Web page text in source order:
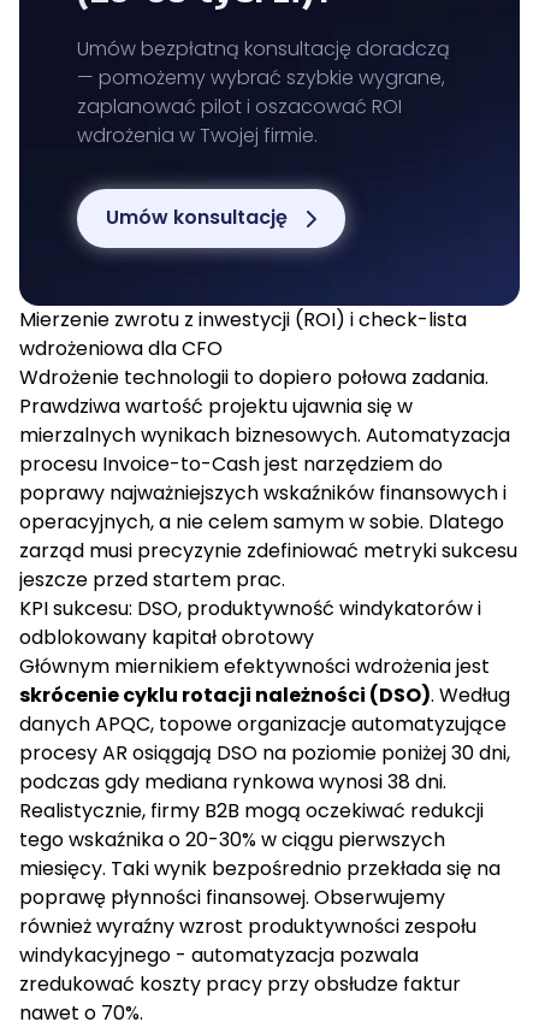
przeterminowanych należności, czas reakcji
na spór) i przypisać odpowiedzialności w
zespołach finansów i sprzedaży. Ważne jest,
aby od razu myśleć o skalowaniu
automatyzacji na kolejne procesy
technologię, uporządkuj dane, procesy, role i
KPI, aby automatyzacja miała na czym
„usiąść”.
Umów bezpłatną konsultację doradczą
— pomożemy wybrać szybkie wygrane,
zaplanować pilot i oszacować ROI
wdrożenia w Twojej firmie.
Umów konsultację
Mierzenie zwrotu z inwestycji (ROI) i check-lista
wdrożeniowa dla CFO
Wdrożenie technologii to dopiero połowa zadania.
Prawdziwa wartość projektu ujawnia się w
mierzalnych wynikach biznesowych. Automatyzacja
procesu Invoice-to-Cashjest narzędziem do
poprawy najważniejszych wskaźników finansowych i
operacyjnych, a nie celem samym w sobie. Dlatego
zarząd musi precyzynie zdefiniować metryki sukcesu
jeszcze przed startem prac.
KPI sukcesu: DSO, produktywność windykatorów i
odblokowany kapitał obrotowy
Głównym miernikiem efektywności wdrożenia jest
skrócenie cyklu rotacji należności (DSO). Według
danychAPQC, topowe organizacje automatyzujące
procesy AR osiągają DSO na poziomie poniżej 30 dni,
podczas gdy mediana rynkowa wynosi 38 dni.
Realistycznie, firmy B2B mogą oczekiwać redukcji
tego wskaźnika o 20-30% w ciągu pierwszych
miesięcy. Taki wynik bezpośrednio przekłada się na
poprawę płynności finansowej. Obserwujemy
również wyraźny wzrost produktywności zespołu
windykacyjnego - automatyzacja pozwala
zredukować koszty pracy przy obsłudze faktur
nawet o 70%.